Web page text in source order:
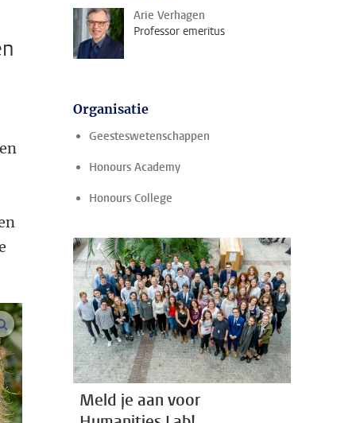
vergroot afbeeldingen
Arie Verhagen
Professor emeritus
Organisatie
Geesteswetenschappen
Honours Academy
Honours College
Meld je aan voor